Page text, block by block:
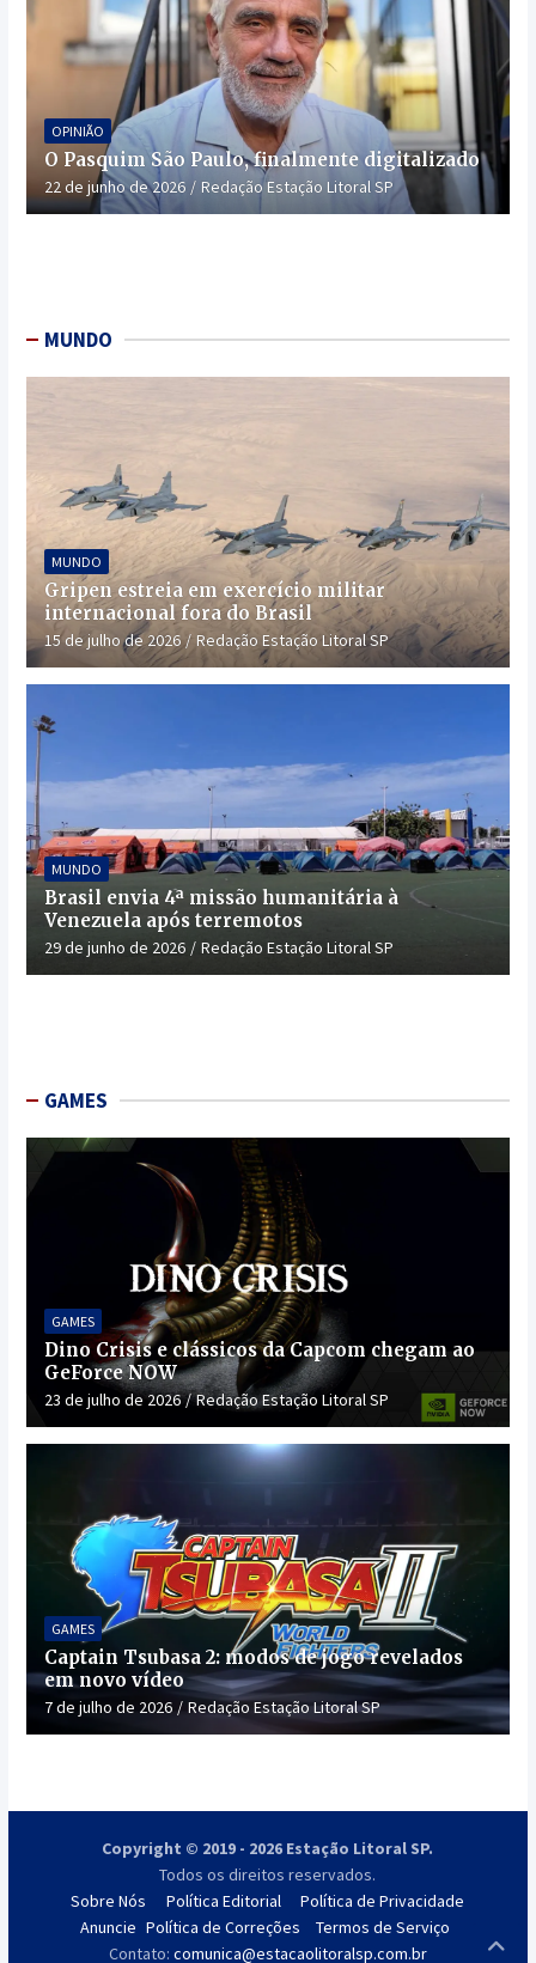
OPINIÃO
O Pasquim São Paulo, finalmente digitalizado
22 de junho de 2026 Redação Estação Litoral SP
MUNDO
MUNDO
Gripen estreia em exercício militar
internacional fora do Brasil
15 de julho de 2026 Redação Estação Litoral SP
MUNDO
Brasil envia 4ª missão humanitária à
Venezuela após terremotos
29 de junho de 2026 Redação Estação Litoral SP
GAMES
GAMES
Dino Crisis e clássicos da Capcom chegam ao
GeForce NOW
23 de julho de 2026 Redação Estação Litoral SP
GAMES
Captain Tsubasa 2: modos de jogo revelados
em novo vídeo
7 de julho de 2026 Redação Estação Litoral SP
Copyright © 2019 - 2026 Estação Litoral SP.
Todos os direitos reservados.
Sobre Nós
Anuncie
Política Editorial
Política de Correções
Política de Privacidade
Termos de Serviço
Contato: comunica@estacaolitoralsp.com.br